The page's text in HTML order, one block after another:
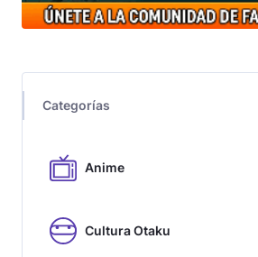
Categorías
Anime
Cultura Otaku